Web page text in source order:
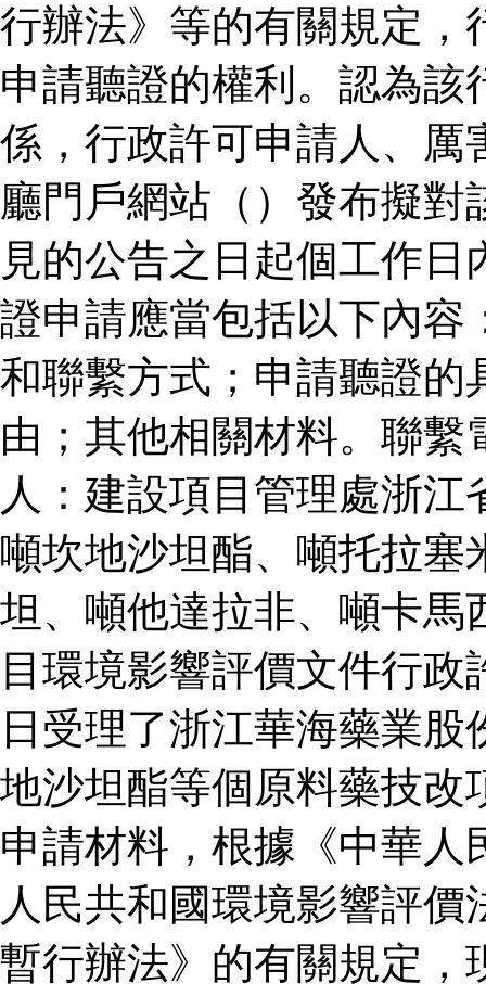
行辦法》等的有關規定，
申請聽證的權利。認為
係，行政許可申請人、厲
廳門戶網站（）發布擬
見的公告之日起個工作
證申請應當包括以下內容
和聯繫方式；申請聽證的
由；其他相關材料。聯
人：建設項目管理處浙
噸坎地沙坦酯、噸托拉塞
坦、噸他達拉非、噸卡馬
目環境影響評價文件行
日受理了浙江華海藥業
地沙坦酯等個原料藥技改
申請材料，根據《中華
人民共和國環境影響評
暫行辦法》的有關規定，